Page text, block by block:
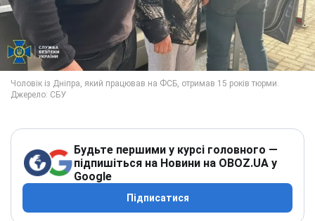
Будьте першими у курсі головного —
підпишіться на Новини на OBOZ.UA у
Google
Підписатися